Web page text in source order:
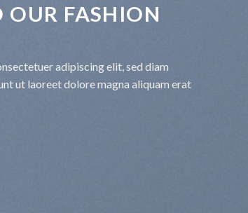
OUR FASHION
adipiscing elit, sed diam
ut laoreet dolore magna aliquam erat